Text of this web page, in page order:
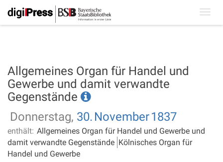
Allgemeines Organ für Handel und
Gewerbe und damit verwandte
Gegenstände
Donnerstag, 30. November1837
enthält: Allgemeines Organ für Handel und Gewerbe und
damit verwandte Gegenstände Kölnisches Organ für
Handel und Gewerbe